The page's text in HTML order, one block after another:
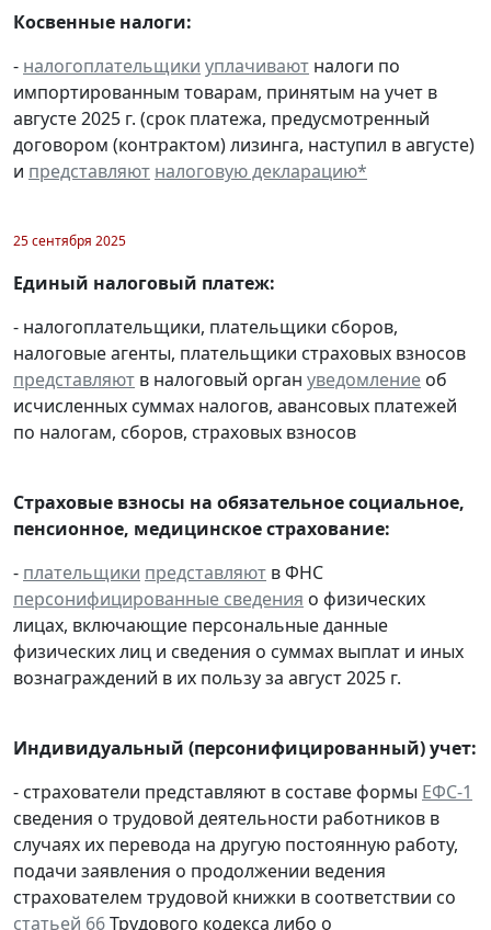
Косвенные налоги:
- налогоплательщики уплачивают налоги по
импортированным товарам, принятым на учет в
августе 2025 г. (срок платежа, предусмотренный
договором (контрактом) лизинга, наступил в августе)
и представляют налоговую декларацию*
25 сентября 2025
Единый налоговый платеж:
- налогоплательщики, плательщики сборов,
налоговые агенты, плательщики страховых взносов
представляют в налоговый орган уведомление об
исчисленных суммах налогов, авансовых платежей
по налогам, сборов, страховых взносов
Страховые взносы на обязательное социальное,
пенсионное, медицинское страхование:
- плательщики представляют в ФНС
персонифицированные сведения о физических
лицах, включающие персональные данные
физических лиц и сведения о суммах выплат и иных
вознаграждений в их пользу за август 2025 г.
Индивидуальный (персонифицированный) учет:
- страхователи представляют в составе формы ЕФС-1
сведения о трудовой деятельности работников в
случаях их перевода на другую постоянную работу,
подачи заявления о продолжении ведения
страхователем трудовой книжки в соответствии со
статьей 66Трудового кодекса либо о